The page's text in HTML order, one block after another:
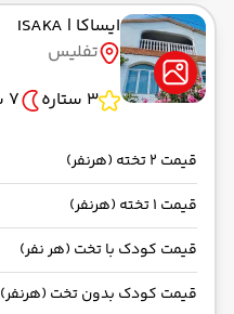
ایساکا | ISAKA
تفلیس
3 ستاره
7 شب
قیمت 2 تخته (هرنفر)
قیمت 1 تخته (هرنفر)
قیمت کودک با تخت (هر نفر)
قیمت کودک بدون تخت (هرنفر)